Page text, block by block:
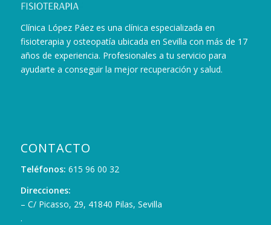
Clínica López Páez es una clínica especializada en
fisioterapia y osteopatía ubicada en Sevilla con más de 17
años de experiencia. Profesionales a tu servicio para
ayudarte a conseguir la mejor recuperación y salud.
CONTACTO
Teléfonos: 615 96 00 32
Direcciones:
– C/ Picasso, 29, 41840 Pilas, Sevilla
.